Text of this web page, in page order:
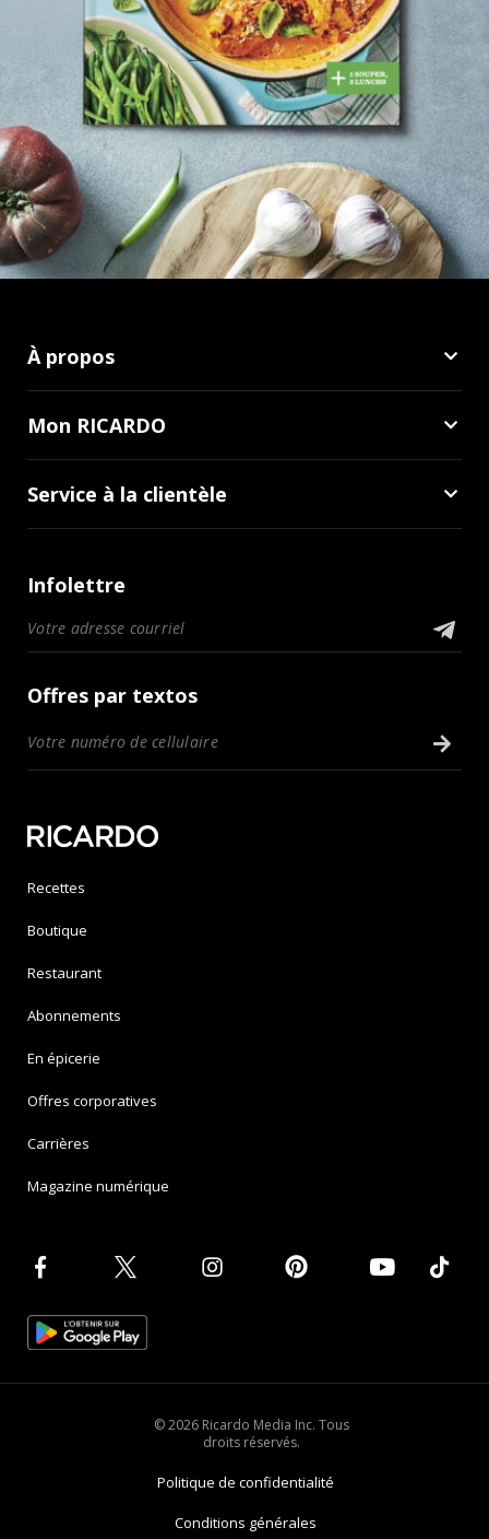
À propos
Mon RICARDO
Service à la clientèle
Infolettre
Offres par textos
Recettes
Boutique
Restaurant
Abonnements
En épicerie
Offres corporatives
Carrières
Magazine numérique
© 2026 Ricardo Media Inc. Tous
droits réservés.
Politique de confidentialité
Conditions générales